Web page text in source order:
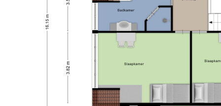
Erklärungsclause NEN2580:
Die Messanweisung basiert auf der NEN2580. Die
Messanweisung soll eine einheitlichere
Messmethode einführen, um einen Indikator für die
Nutzfläche zu geben. Die Messanweisung schließt
Unterschiede in den Messergebnissen nicht
vollständig aus, beispielsweise durch
Interpretationsunterschiede, Rundungsfehler oder
Einschränkungen bei der Durchführung der